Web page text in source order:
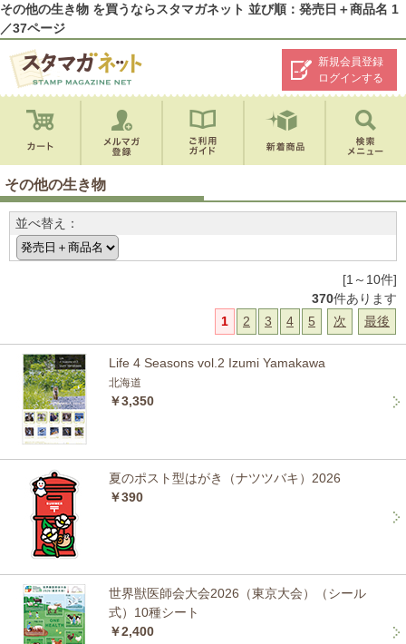
その他の生き物 を買うならスタマガネット 並び順：発売日＋商品名 1
／37ページ
新規会員登録
ログインする
その他の生き物
並べ替え：
[1～10件]
370件あります
1
2 3 4 5 次 最後
Life 4 Seasons vol.2 Izumi Yamakawa
北海道
￥3,350
夏のポスト型はがき（ナツツバキ）2026
￥390
世界獣医師会大会2026（東京大会）（シール
式）10種シート
￥2,400